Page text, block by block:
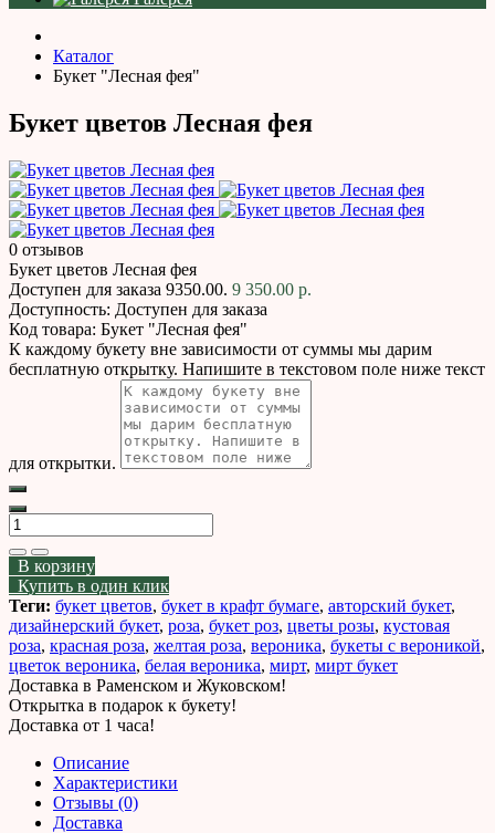
Каталог
Букет "Лесная фея"
Букет цветов Лесная фея
0 отзывов
Букет цветов Лесная фея
Доступен для заказа 9350.00. 9 350.00 р.
Доступность: Доступен для заказа
Код товара: Букет "Лесная фея"
К каждому букету вне зависимости от суммы мы дарим
бесплатную открытку. Напишите в текстовом поле ниже текст
для открытки.
В корзину
Купить в один клик
Теги: букет цветов, букет в крафт бумаге, авторский букет,
дизайнерский букет, роза, букет роз, цветы розы, кустовая
роза, красная роза, желтая роза, вероника, букеты с вероникой,
цветок вероника, белая вероника, мирт, мирт букет
Доставка в Раменском и Жуковском!
Открытка в подарок к букету!
Доставка от 1 часа!
Описание
Характеристики
Отзывы (0)
Доставка